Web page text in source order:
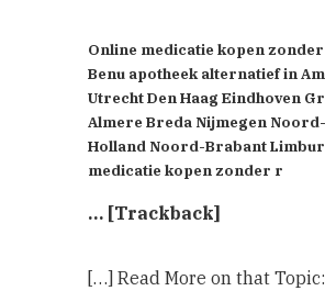
Online medicatie kopen
Benu apotheek alternatief in
Utrecht Den Haag Eindhoven
Almere Breda Nijmegen
Holland Noord-Brabant
medicatie kopen zonder r
… [Trackback]
[…] Read More on that Topic: